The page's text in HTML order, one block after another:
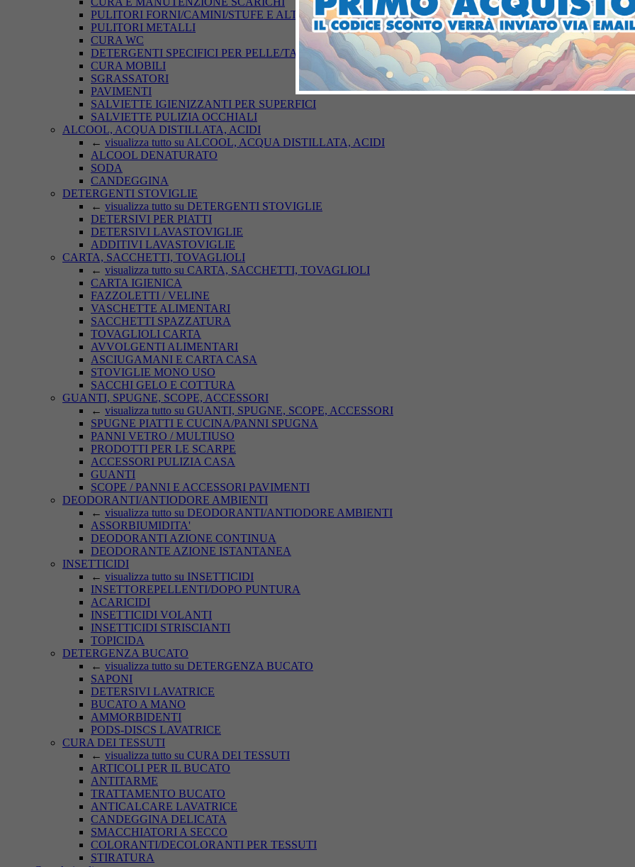
PULITORI FORNI/CAMINI/STUFE E ALTRI ELETTRODOMESTICI
PULITORI METALLI
CURA WC
DETERGENTI SPECIFICI PER PELLE/TAPPETI/TECH
CURA MOBILI
SGRASSATORI
PAVIMENTI
SALVIETTE IGIENIZZANTI PER SUPERFICI
SALVIETTE PULIZIA OCCHIALI
ALCOOL, ACQUA DISTILLATA, ACIDI
← visualizza tutto su ALCOOL, ACQUA DISTILLATA, ACIDI
ALCOOL DENATURATO
SODA
CANDEGGINA
DETERGENTI STOVIGLIE
← visualizza tutto su DETERGENTI STOVIGLIE
DETERSIVI PER PIATTI
DETERSIVI LAVASTOVIGLIE
ADDITIVI LAVASTOVIGLIE
CARTA, SACCHETTI, TOVAGLIOLI
← visualizza tutto su CARTA, SACCHETTI, TOVAGLIOLI
CARTA IGIENICA
FAZZOLETTI / VELINE
VASCHETTE ALIMENTARI
SACCHETTI SPAZZATURA
TOVAGLIOLI CARTA
AVVOLGENTI ALIMENTARI
ASCIUGAMANI E CARTA CASA
STOVIGLIE MONO USO
SACCHI GELO E COTTURA
GUANTI, SPUGNE, SCOPE, ACCESSORI
← visualizza tutto su GUANTI, SPUGNE, SCOPE, ACCESSORI
SPUGNE PIATTI E CUCINA/PANNI SPUGNA
PANNI VETRO / MULTIUSO
PRODOTTI PER LE SCARPE
ACCESSORI PULIZIA CASA
GUANTI
SCOPE / PANNI E ACCESSORI PAVIMENTI
DEODORANTI/ANTIODORE AMBIENTI
← visualizza tutto su DEODORANTI/ANTIODORE AMBIENTI
ASSORBIUMIDITA'
DEODORANTI AZIONE CONTINUA
DEODORANTE AZIONE ISTANTANEA
INSETTICIDI
← visualizza tutto su INSETTICIDI
INSETTOREPELLENTI/DOPO PUNTURA
ACARICIDI
INSETTICIDI VOLANTI
INSETTICIDI STRISCIANTI
TOPICIDA
DETERGENZA BUCATO
← visualizza tutto su DETERGENZA BUCATO
SAPONI
DETERSIVI LAVATRICE
BUCATO A MANO
AMMORBIDENTI
PODS-DISCS LAVATRICE
CURA DEI TESSUTI
← visualizza tutto su CURA DEI TESSUTI
ARTICOLI PER IL BUCATO
ANTITARME
TRATTAMENTO BUCATO
ANTICALCARE LAVATRICE
CANDEGGINA DELICATA
SMACCHIATORI A SECCO
COLORANTI/DECOLORANTI PER TESSUTI
STIRATURA